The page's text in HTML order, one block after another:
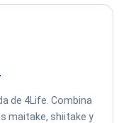
de 4Life. Combina
maitake, shiitake y